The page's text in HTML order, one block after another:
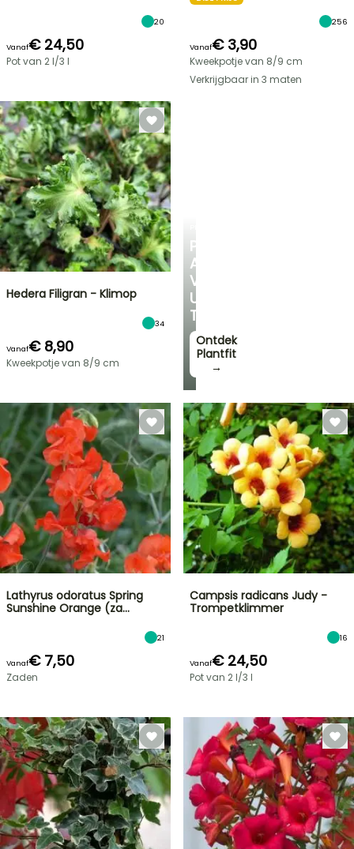
PERSOONLIJK
ADVIES
VOOR
UW
TUIN
Ontdek
Plantfit
→
20
Vanaf€ 24,50
Pot van 2 l/3 l
256
Vanaf€ 3,90
Kweekpotje van 8/9 cm
Verkrijgbaar in 3 maten
Hedera Filigran - Klimop
34
Vanaf€ 8,90
Kweekpotje van 8/9 cm
Lathyrus odoratus Spring
Sunshine Orange (za…
21
Vanaf€ 7,50
Zaden
Campsis radicans Judy -
Trompetklimmer
16
Vanaf€ 24,50
Pot van 2 l/3 l